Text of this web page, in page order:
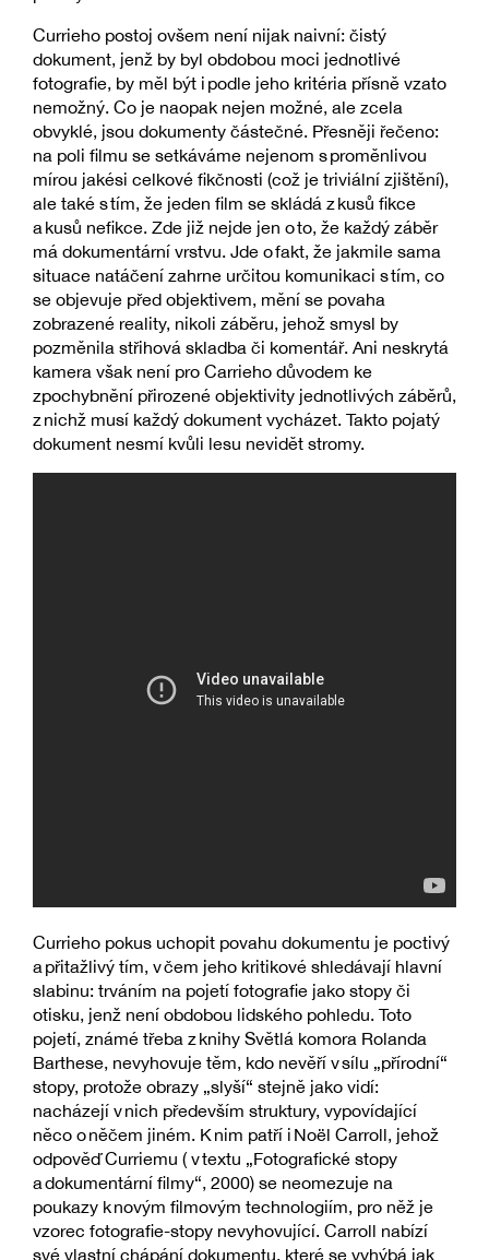
Currieho postoj ovšem není nijak naivní: čistý
dokument, jenž by byl obdobou moci jednotlivé
fotografie, by měl být i podle jeho kritéria přísně vzato
nemožný. Co je naopak nejen možné, ale zcela
obvyklé, jsou dokumenty částečné. Přesněji řečeno:
na poli filmu se setkáváme nejenom s proměnlivou
mírou jakési celkové fikčnosti (což je triviální zjištění),
ale také s tím, že jeden film se skládá z kusů fikce
a kusů nefikce. Zde již nejde jen o to, že každý záběr
má dokumentární vrstvu. Jde o fakt, že jakmile sama
situace natáčení zahrne určitou komunikaci s tím, co
se objevuje před objektivem, mění se povaha
zobrazené reality, nikoli záběru, jehož smysl by
pozměnila střihová skladba či komentář. Ani neskrytá
kamera však není pro Carrieho důvodem ke
zpochybnění přirozené objektivity jednotlivých záběrů,
z nichž musí každý dokument vycházet. Takto pojatý
dokument nesmí kvůli lesu nevidět stromy.
Currieho pokus uchopit povahu dokumentu je poctivý
a přitažlivý tím, v čem jeho kritikové shledávají hlavní
slabinu: trváním na pojetí fotografie jako stopy či
otisku, jenž není obdobou lidského pohledu. Toto
pojetí, známé třeba z knihy Světlá komora Rolanda
Barthese, nevyhovuje těm, kdo nevěří v sílu „přírodní“
stopy, protože obrazy „slyší“ stejně jako vidí:
nacházejí v nich především struktury, vypovídající
něco o něčem jiném. K nim patří i Noël Carroll, jehož
odpověď Curriemu ( v textu „Fotografické stopy
a dokumentární filmy“, 2000) se neomezuje na
poukazy k novým filmovým technologiím, pro něž je
vzorec fotografie-stopy nevyhovující. Carroll nabízí
své vlastní chápání dokumentu, které se vyhýbá jak